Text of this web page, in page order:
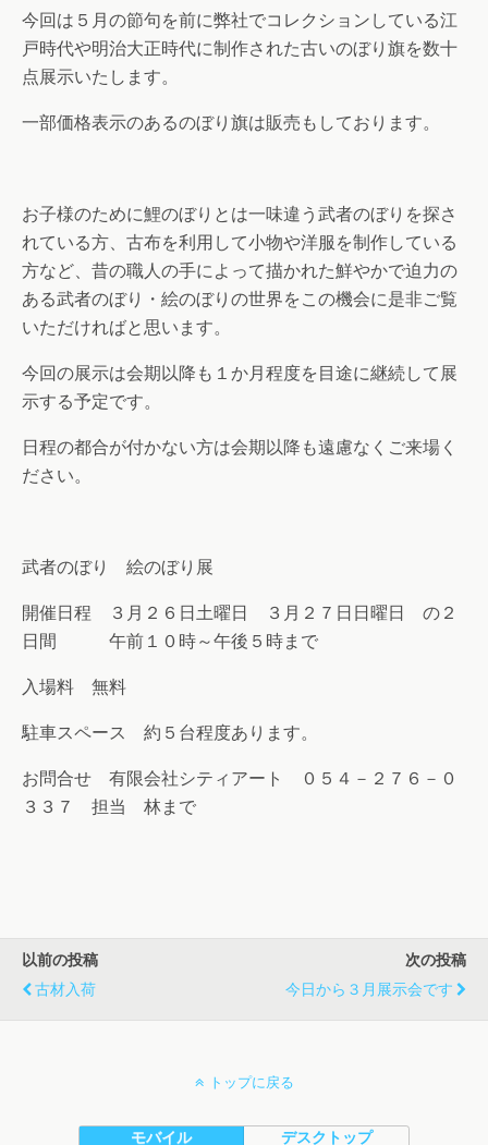
今回は５月の節句を前に弊社でコレクションしている江
戸時代や明治大正時代に制作された古いのぼり旗を数十
点展示いたします。
一部価格表示のあるのぼり旗は販売もしております。
お子様のために鯉のぼりとは一味違う武者のぼりを探さ
れている方、古布を利用して小物や洋服を制作している
方など、昔の職人の手によって描かれた鮮やかで迫力の
ある武者のぼり・絵のぼりの世界をこの機会に是非ご覧
いただければと思います。
今回の展示は会期以降も１か月程度を目途に継続して展
示する予定です。
日程の都合が付かない方は会期以降も遠慮なくご来場く
ださい。
武者のぼり 絵のぼり展
開催日程 ３月２６日土曜日 ３月２７日日曜日 の２
日間 午前１０時～午後５時まで
入場料 無料
駐車スペース 約５台程度あります。
お問合せ 有限会社シティアート ０５４－２７６－０
３３７ 担当 林まで
以前の投稿
古材入荷
次の投稿
今日から３月展示会です
トップに戻る
モバイル デスクトップ